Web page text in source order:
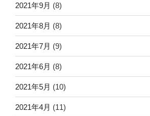
2021年9月 (8)
2021年8月 (8)
2021年7月 (9)
2021年6月 (8)
2021年5月 (10)
2021年4月 (11)